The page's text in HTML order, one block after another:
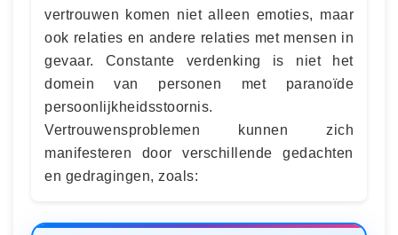
vertrouwen komen niet alleen emoties, maar
ook relaties en andere relaties met mensen in
gevaar. Constante verdenking is niet het
domein van personen met paranoïde
persoonlijkheidsstoornis.
Vertrouwensproblemen kunnen zich
manifesteren door verschillende gedachten
en gedragingen, zoals: